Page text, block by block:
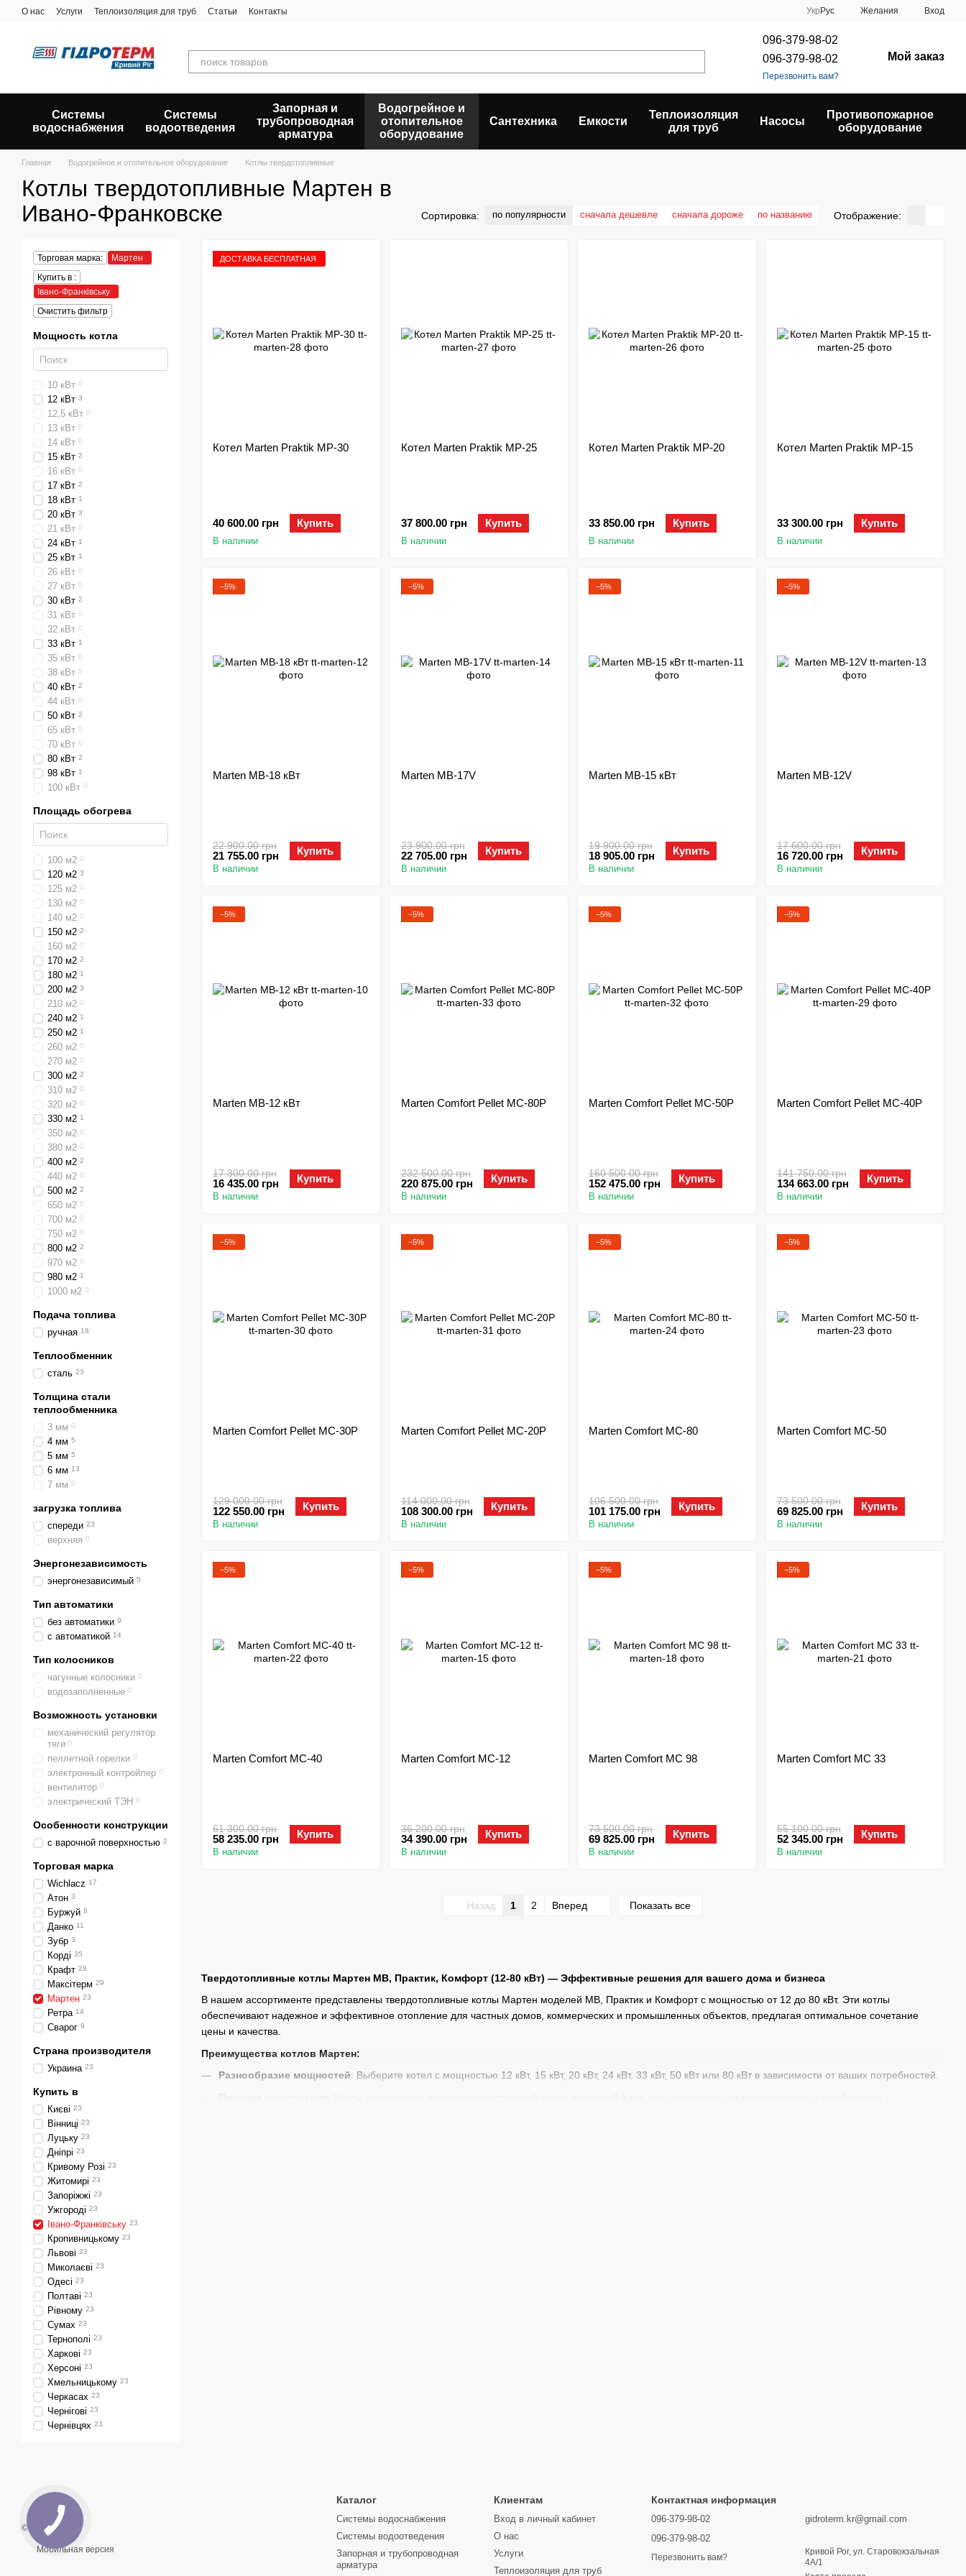
Перейти к основному контенту
О нас Услуги Теплоизоляция для труб Статьи Контакты Укр Рус Желания Вход
096-379-98-02
096-379-98-02
Перезвонить вам?
Мой заказ
Системы
водоснабжения
Системы
водоотведения
Запорная и
трубопроводная
арматура
Водогрейное и
отопительное
оборудование
Сантехника Емкости
Теплоизоляция
для труб
Насосы
Противопожарное
оборудование
Главная Водогрейное и отопительное оборудование Котлы твердотопливные
Котлы твердотопливные Мартен в
Ивано-Франковске
Сортировка: по популярности сначала дешевле сначала дороже по названию Отображение:
Твердотопливные котлы Мартен МВ, Практик, Комфорт (12-80 кВт) — Эффективные решения для вашего дома и бизнеса
В нашем ассортименте представлены твердотопливные котлы Мартен моделей МВ, Практик и Комфорт с мощностью от 12 до 80 кВт. Эти котлы
обеспечивают надежное и эффективное отопление для частных домов, коммерческих и промышленных объектов, предлагая оптимальное сочетание
цены и качества.
Преимущества котлов Мартен:
Разнообразие мощностей: Выберите котел с мощностью 12 кВт, 15 кВт, 20 кВт, 24 кВт, 33 кВт, 50 кВт или 80 кВт в зависимости от ваших потребностей.
ДОСТАВКА БЕСПЛАТНАЯ
Котел Marten Praktik MP-30
40 600.00 грн Купить
В наличии
Котел Marten Praktik MP-25
37 800.00 грн Купить
В наличии
Котел Marten Praktik MP-20
33 850.00 грн Купить
В наличии
Котел Marten Praktik MP-15
33 300.00 грн Купить
В наличии
−5%
Marten MB-18 кВт
22 900.00 грн
21 755.00 грн Купить
В наличии
−5%
Marten MB-17V
23 900.00 грн
22 705.00 грн Купить
В наличии
−5%
Marten MB-15 кВт
19 900.00 грн
18 905.00 грн Купить
В наличии
−5%
Marten MB-12V
17 600.00 грн
16 720.00 грн Купить
В наличии
−5%
Marten MB-12 кВт
17 300.00 грн
16 435.00 грн Купить
В наличии
−5%
Marten Comfort Pellet MC-80P
232 500.00 грн
220 875.00 грн Купить
В наличии
−5%
Marten Comfort Pellet MC-50P
160 500.00 грн
152 475.00 грн Купить
В наличии
−5%
Marten Comfort Pellet MC-40P
141 750.00 грн
134 663.00 грн Купить
В наличии
−5%
Marten Comfort Pellet MC-30P
129 000.00 грн
122 550.00 грн Купить
В наличии
−5%
Marten Comfort Pellet MC-20P
114 000.00 грн
108 300.00 грн Купить
В наличии
−5%
Marten Comfort MC-80
106 500.00 грн
101 175.00 грн Купить
В наличии
−5%
Marten Comfort MC-50
73 500.00 грн
69 825.00 грн Купить
В наличии
−5%
Marten Comfort MC-40
61 300.00 грн
58 235.00 грн Купить
В наличии
−5%
Marten Comfort MC-12
36 200.00 грн
34 390.00 грн Купить
В наличии
−5%
Marten Comfort MC 98
73 500.00 грн
69 825.00 грн Купить
В наличии
−5%
Marten Comfort MC 33
55 100.00 грн
52 345.00 грн Купить
В наличии
Назад 1 2 Вперед Показать все
Торговая марка:
Мартен
Купить в :
Івано-Франківську
Очистить фильтр
Мощность котла
10 кВт 0
12 кВт 3
12,5 кВт 0
13 кВт 0
14 кВт 0
15 кВт 2
16 кВт 0
17 кВт 2
18 кВт 1
20 кВт 3
21 кВт 0
24 кВт 1
25 кВт 1
26 кВт 0
27 кВт 0
30 кВт 2
31 кВт 0
32 кВт 0
33 кВт 1
35 кВт 0
38 кВт 0
40 кВт 2
44 кВт 0
50 кВт 2
65 кВт 0
70 кВт 0
80 кВт 2
98 кВт 1
100 кВт 0
Площадь обогрева
100 м2 0
120 м2 3
125 м2 0
130 м2 0
140 м2 0
150 м2 2
160 м2 0
170 м2 2
180 м2 1
200 м2 3
210 м2 0
240 м2 1
250 м2 1
260 м2 0
270 м2 0
300 м2 2
310 м2 0
320 м2 0
330 м2 1
350 м2 0
380 м2 0
400 м2 2
440 м2 0
500 м2 2
650 м2 0
700 м2 0
750 м2 0
800 м2 2
970 м2 0
980 м2 1
1000 м2 0
Подача топлива
ручная 18
Теплообменник
сталь 23
Толщина стали
теплообменника
3 мм 0
4 мм 5
5 мм 5
6 мм 13
7 мм 0
загрузка топлива
спереди 23
верхняя 0
Энергонезависимость
энергонезависимый 5
Тип автоматики
без автоматики 9
с автоматикой 14
Тип колосников
чагунные колосники 0
водозаполненные 0
Возможность установки
механический регулятор
тяги 0
пеллетной горелки 0
электронный контройлер 0
вентилятор 0
электрический ТЭН 0
Особенности конструкции
с варочной поверхностью 2
Торговая марка
Wichlacz 17
Атон 3
Буржуй 8
Данко 11
Зубр 3
Корді 35
Крафт 28
Максітерм 29
Мартен 23
Ретра 14
Сварог 9
Страна производителя
Украина 23
Купить в
Києві 23
Вінниці 23
Луцьку 23
Дніпрі 23
Кривому Розі 23
Житомирі 23
Запоріжжі 23
Ужгороді 23
Івано-Франківську 23
Кропивницькому 23
Львові 23
Миколаєві 23
Одесі 23
Полтаві 23
Рівному 23
Сумах 23
Тернополі 23
Харкові 23
Херсоні 23
Хмельницькому 23
Черкасах 23
Чернігові 23
Чернівцях 23
© 2026
Мобильная версия
Каталог
Системы водоснабжения
Системы водоотведения
Запорная и трубопроводная
арматура
Клиентам
Вход в личный кабинет
О нас
Услуги
Теплоизоляция для труб
Контактная информация
096-379-98-02
096-379-98-02
Перезвонить вам?
gidroterm.kr@gmail.com
Кривой Рог, ул. Старовокзальная
4А/1